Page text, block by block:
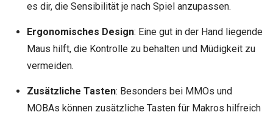
es dir, die Sensibilität je nach Spiel anzupassen.
Ergonomisches Design: Eine gut in der Hand liegende
Maus hilft, die Kontrolle zu behalten und Müdigkeit zu
vermeiden.
Zusätzliche Tasten: Besonders bei MMOs und
MOBAs können zusätzliche Tasten für Makros hilfreich